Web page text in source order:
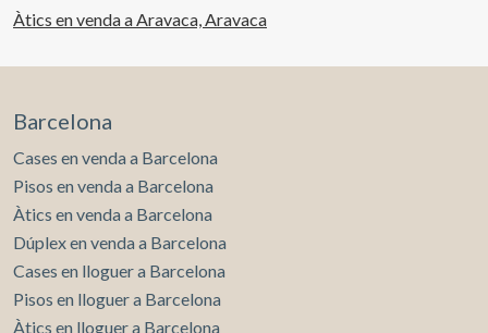
Àtics en venda a Aravaca, Aravaca
Barcelona
Cases en venda a Barcelona
Pisos en venda a Barcelona
Àtics en venda a Barcelona
Dúplex en venda a Barcelona
Cases en lloguer a Barcelona
Pisos en lloguer a Barcelona
Àtics en lloguer a Barcelona